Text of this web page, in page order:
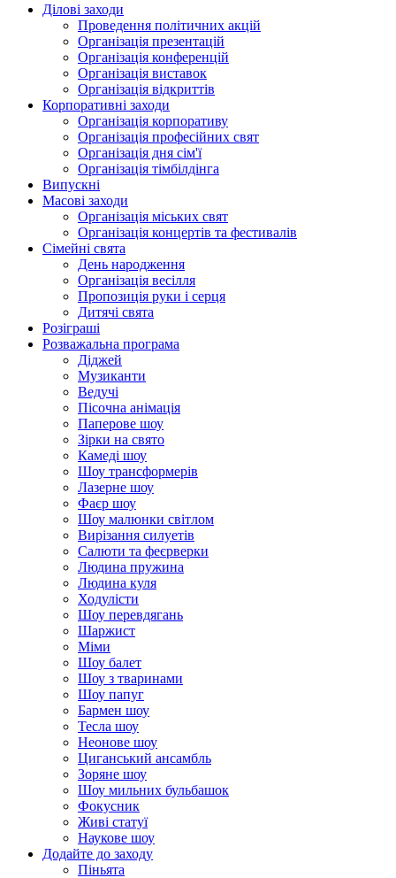
Ділові заходи
Проведення політичних акцій
Oрганізація презентацій
Організація конференцій
Організація виставок
Організація відкриттів
Корпоративні заходи
Організація корпоративу
Організація професійних свят
Організація дня сім'ї
Організація тімбілдінга
Випускні
Масові заходи
Організація міських свят
Організація концертів та фестивалів
Сімейні свята
День народження
Організація весілля
Пропозиція руки і серця
Дитячі свята
Розіграші
Розважальна програма
Діджей
Музиканти
Ведучі
Пісочна анімація
Паперове шоу
Зірки на свято
Камеді шоу
Шоу трансформерів
Лазерне шоу
Фаєр шоу
Шоу малюнки світлом
Вирізання силуетів
Салюти та феєрверки
Людина пружина
Людина куля
Ходулісти
Шоу перевдягань
Шаржист
Міми
Шоу балет
Шоу з тваринами
Шоу папуг
Бармен шоу
Тесла шоу
Неонове шоу
Циганський ансамбль
Зоряне шоу
Шоу мильних бульбашок
Фокусник
Живі статуї
Наукове шоу
Додайте до заходу
Піньята